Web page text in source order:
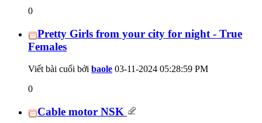
0
Pretty Girls from your city for night - True
Females
Viết bài cuối bởi baole 03-11-2024 05:28:59 PM
0
Cable motor NSK